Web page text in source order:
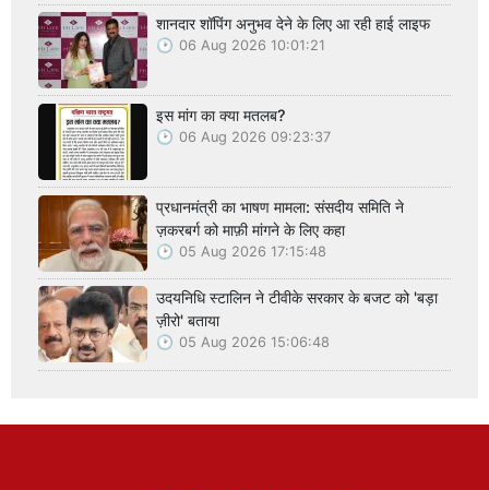
शानदार शॉपिंग अनुभव देने के लिए आ रही हाई लाइफ
06 Aug 2026 10:01:21
इस मांग का क्या मतलब?
06 Aug 2026 09:23:37
प्रधानमंत्री का भाषण मामला: संसदीय समिति ने
ज़करबर्ग को माफ़ी मांगने के लिए कहा
05 Aug 2026 17:15:48
उदयनिधि स्टालिन ने टीवीके सरकार के बजट को 'बड़ा
ज़ीरो' बताया
05 Aug 2026 15:06:48